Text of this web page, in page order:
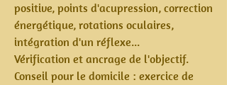
positive, points d'acupression, correction
énergétique, rotations oculaires,
intégration d'un réflexe...
Vérification et ancrage de l'objectif.
Conseil pour le domicile : exercice de